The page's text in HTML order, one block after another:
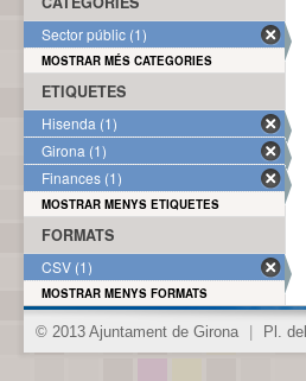
Sector públic (1)
MOSTRAR MÉS CATEGORIES
ETIQUETES
Hisenda (1)
Girona (1)
Finances (1)
MOSTRAR MENYS ETIQUETES
FORMATS
CSV (1)
MOSTRAR MENYS FORMATS
© 2013 Ajuntament de Girona Pl.